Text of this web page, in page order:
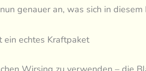
genauer an, was sich in
ein echtes Kraftpaket